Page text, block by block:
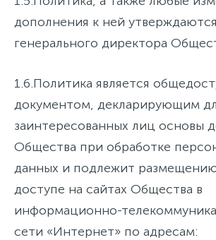
дополнения к ней
генерального директора
1.6.Политика является
документом, декларирующим
заинтересованных лиц основы
Общества при обработке
данных и подлежит
доступе на сайтах Общества в
информационно-
сети «Интернет» по адресам: